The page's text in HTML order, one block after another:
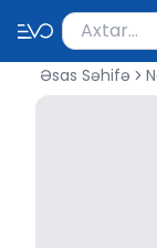
Məhsul
Axtarış
Əsas Səhifə